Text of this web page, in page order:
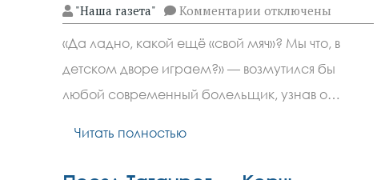
"Наша газета" Комментариик
записи
Мяч
решает
всё:
курьёз
первого
ЧМ,
отключены
«Да ладно, какой ещё «свой мяч»? Мы что, в
детском дворе играем?» — возмутился бы
любой современный болельщик, узнав о…
Читать полностью